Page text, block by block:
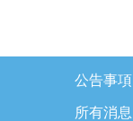
公告事項
所有消息